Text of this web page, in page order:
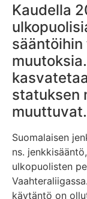
Kaudella
statuksen
muuttuvat.
Suomalaisen
ns.
ulkopuolisten
käytäntö on